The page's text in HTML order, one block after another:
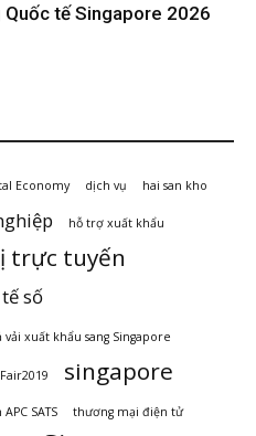
Quốc tế Singapore 2026
Economy dịch vụ hai san kho
hỗ trợ xuất khẩu
trực tuyến
số
vải xuất khẩu sang Singapore
singapore
SATS thương mại điện tử